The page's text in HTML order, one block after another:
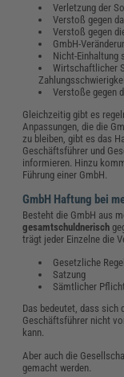
Verletzung der
Verstoß gegen
Verstoß gegen
GmbH-
Nicht-Einhaltung
Wirtschaftlicher
Verstoße gegen
Gleichzeitig gibt es
Anpassungen, die die
zu bleiben, gibt es das
Geschäftsführer und
informieren. Hinzu
Führung einer GmbH.
GmbH Haftung bei
Besteht die GmbH aus
gesamtschuldnerisch
trägt jeder Einzelne die
Gesetzliche
Satzung
Sämtlicher
Das bedeutet, dass sich
Geschäftsführer nicht
kann.
Aber auch die
gemacht werden.